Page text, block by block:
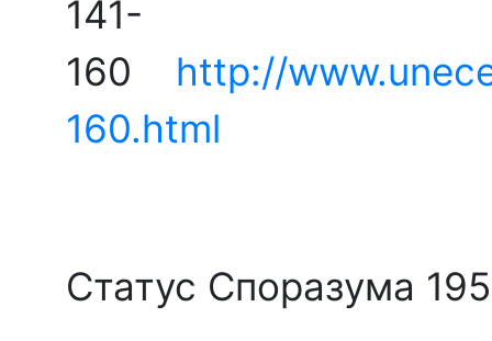
141-
160 http://
160.html
Статус Споразума